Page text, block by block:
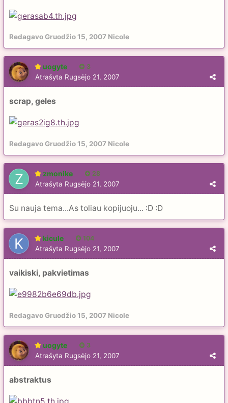
RedagavoGruodžio 15, 2007 Nicole
uogyte 3
Atrašyta Rugsėjo 21, 2007
scrap, geles
RedagavoGruodžio 15, 2007 Nicole
zmonike 28
Atrašyta Rugsėjo 21, 2007
Su nauja tema...As toliau kopijuoju... :D :D
kicule 104
Atrašyta Rugsėjo 21, 2007
vaikiski, pakvietimas
RedagavoGruodžio 15, 2007 Nicole
uogyte 3
Atrašyta Rugsėjo 21, 2007
abstraktus